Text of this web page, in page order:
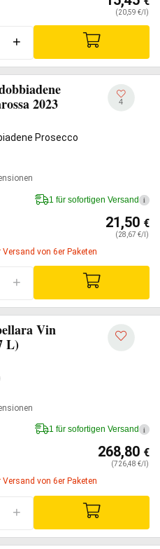
(20,59 €/l)
+
2023
Prosecco
4
1 für sofortigen Versand i
21,50 €
(28,67 €/l)
von 6er Paketen
+
Vin
L)
1 für sofortigen Versand i
268,80 €
(726,48 €/l)
Versand von 6er Paketen
+